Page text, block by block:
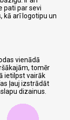
pati par sevi
kā arī logotipu un
vienādā
tomēr
ietilpst vairāk
ļauj izstrādāt
dizainus.